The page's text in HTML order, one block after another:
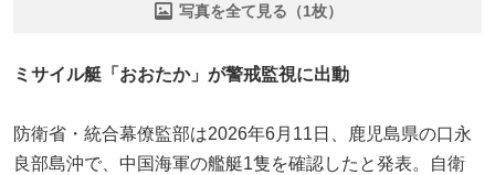
写真を全て見る（1枚）
ミサイル艇「おおたか」が警戒監視に出動
防衛省・統合幕僚監部は2026年6月11日、鹿児島県の口永
良部島沖で、中国海軍の艦艇1隻を確認したと発表。自衛